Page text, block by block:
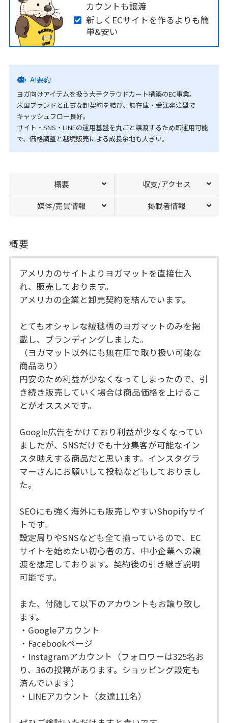
カウントも譲渡
新しくECサイトを作るよりも簡
単&安い
AI要約
ヨガ向けアイテムを扱う大手クラウドカート構築のEC事業。
米国ブランドと正式な卸契約を結び、無在庫・受注発注型で
キャッシュフロー良好。
サイト・SNS・LINEの運用基盤を丸ごと譲渡するため即運用可能
で、価格調整と越境販売による成長余地も大きい。
概要 収支/アクセス
媒体/売買情報 掲載者情報
概要
アメリカのサイトよりヨガマットを直接仕入
れ、販売しております。
アメリカの企業と卸売契約を結んでいます。
とてもオシャレな絨毯柄のヨガマットのみを掲
載し、ブランディングしました。
（ヨガマット以外にも無在庫で取り扱い可能な
商品あり）
円安のため利益が少なくなってしまったので、引
き続き販売していく場合は商品価格を上げるこ
とがオススメです。
Google広告をかけており利益が少なくなってい
ましたが、SNSだけでも十分集客が可能なイン
スタ映えする商品だと思います。インスタグラ
マーさんにお願いして投稿などもしておりまし
た。
SEOにも強く海外にも販売しやすいShopifyサイ
トです。
設定周りやSNSなども全て揃っているので、EC
サイトを始めたい初心者の方、中小企業への譲
渡を想定しております。契約後の引き継ぎ説明
可能です。
また、付随して以下のアカウントもお譲り致し
ます。
・Googleアカウント
・Facebookページ
・Instagramアカウント（フォロワーは325名お
り、36の投稿があります。ショッピング設定も
済んでいます）
・LINEアカウント（友達111名）